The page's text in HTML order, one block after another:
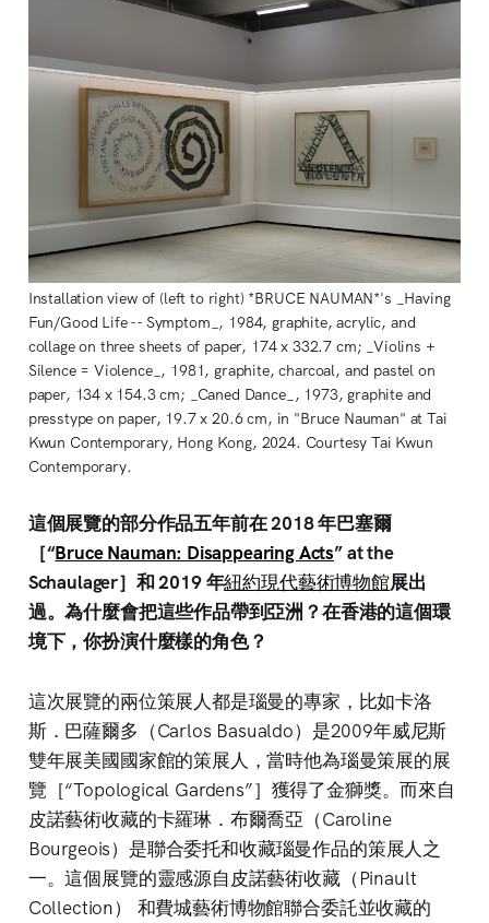
Installation view of (left to right) *BRUCE NAUMAN*'s _Having
Fun/Good Life -- Symptom_, 1984, graphite, acrylic, and
collage on three sheets of paper, 174 x 332.7 cm; _Violins +
Silence = Violence_, 1981, graphite, charcoal, and pastel on
paper, 134 x 154.3 cm; _Caned Dance_, 1973, graphite and
presstype on paper, 19.7 x 20.6 cm, in "Bruce Nauman" at Tai
Kwun Contemporary, Hong Kong, 2024. Courtesy Tai Kwun
Contemporary.
這個展覽的部分作品五年前在 2018 年巴塞爾
［“Bruce Nauman: Disappearing Acts” at the
Schaulager］和 2019 年紐約現代藝術博物館展出
過。為什麼會把這些作品帶到亞洲？在香港的這個環
境下，你扮演什麼樣的角色？
這次展覽的兩位策展人都是瑙曼的專家，比如卡洛
斯．巴薩爾多（Carlos Basualdo）是2009年威尼斯
雙年展美國國家館的策展人，當時他為瑙曼策展的展
覽［“Topological Gardens”］獲得了金獅獎。而來自
皮諾藝術收藏的卡羅琳．布爾喬亞（Caroline
Bourgeois）是聯合委托和收藏瑙曼作品的策展人之
一。這個展覽的靈感源自皮諾藝術收藏（Pinault
Collection） 和費城藝術博物館聯合委託並收藏的